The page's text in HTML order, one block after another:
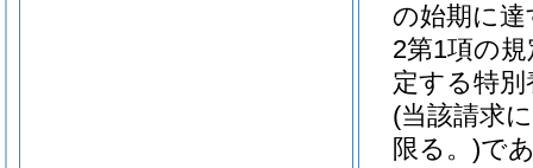
の始期に
2第1項の
定する特
(当該請求
限る。)で